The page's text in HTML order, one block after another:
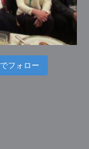
フォロー